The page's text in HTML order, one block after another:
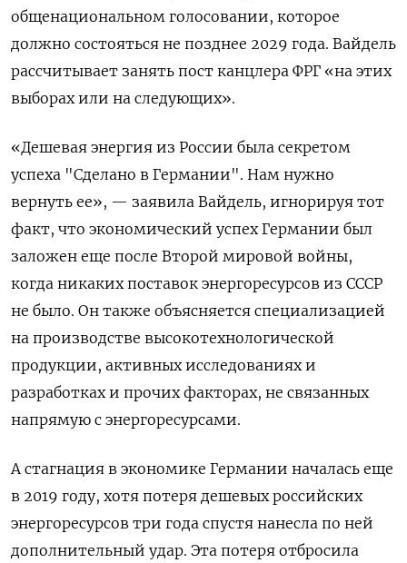
общенациональном голосовании, которое
должно состояться не позднее 2029 года. Вайдель
рассчитывает занять пост канцлера ФРГ «на этих
выборах или на следующих».
«Дешевая энергия из России была секретом
успеха "Сделано в Германии". Нам нужно
вернуть ее», — заявила Вайдель, игнорируя тот
факт, что экономический успех Германии был
заложен еще после Второй мировой войны,
когда никаких поставок энергоресурсов из СССР
не было. Он также объясняется специализацией
на производстве высокотехнологической
продукции, активных исследованиях и
разработках и прочих факторах, не связанных
напрямую с энергоресурсами.
А стагнация в экономике Германии началась еще
в 2019 году, хотя потеря дешевых российских
энергоресурсов три года спустя нанесла по ней
дополнительный удар. Эта потеря отбросила